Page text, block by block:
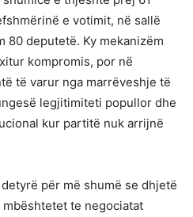
e votimit, në sallë
80 deputetë. Ky mekanizëm
kompromis, por në
të varur nga marrëveshje të
legjitimiteti popullor dhe
kur partitë nuk arrijnë
për më shumë se dhjetë
te negociatat